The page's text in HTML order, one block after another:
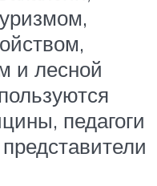
и лесной
педагоги